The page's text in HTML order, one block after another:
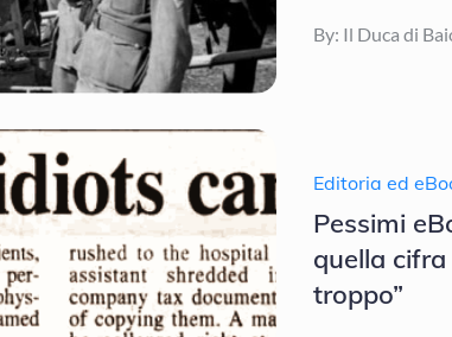
By: Il Duca di
Editoria ed
Pessimi
quella
troppo”